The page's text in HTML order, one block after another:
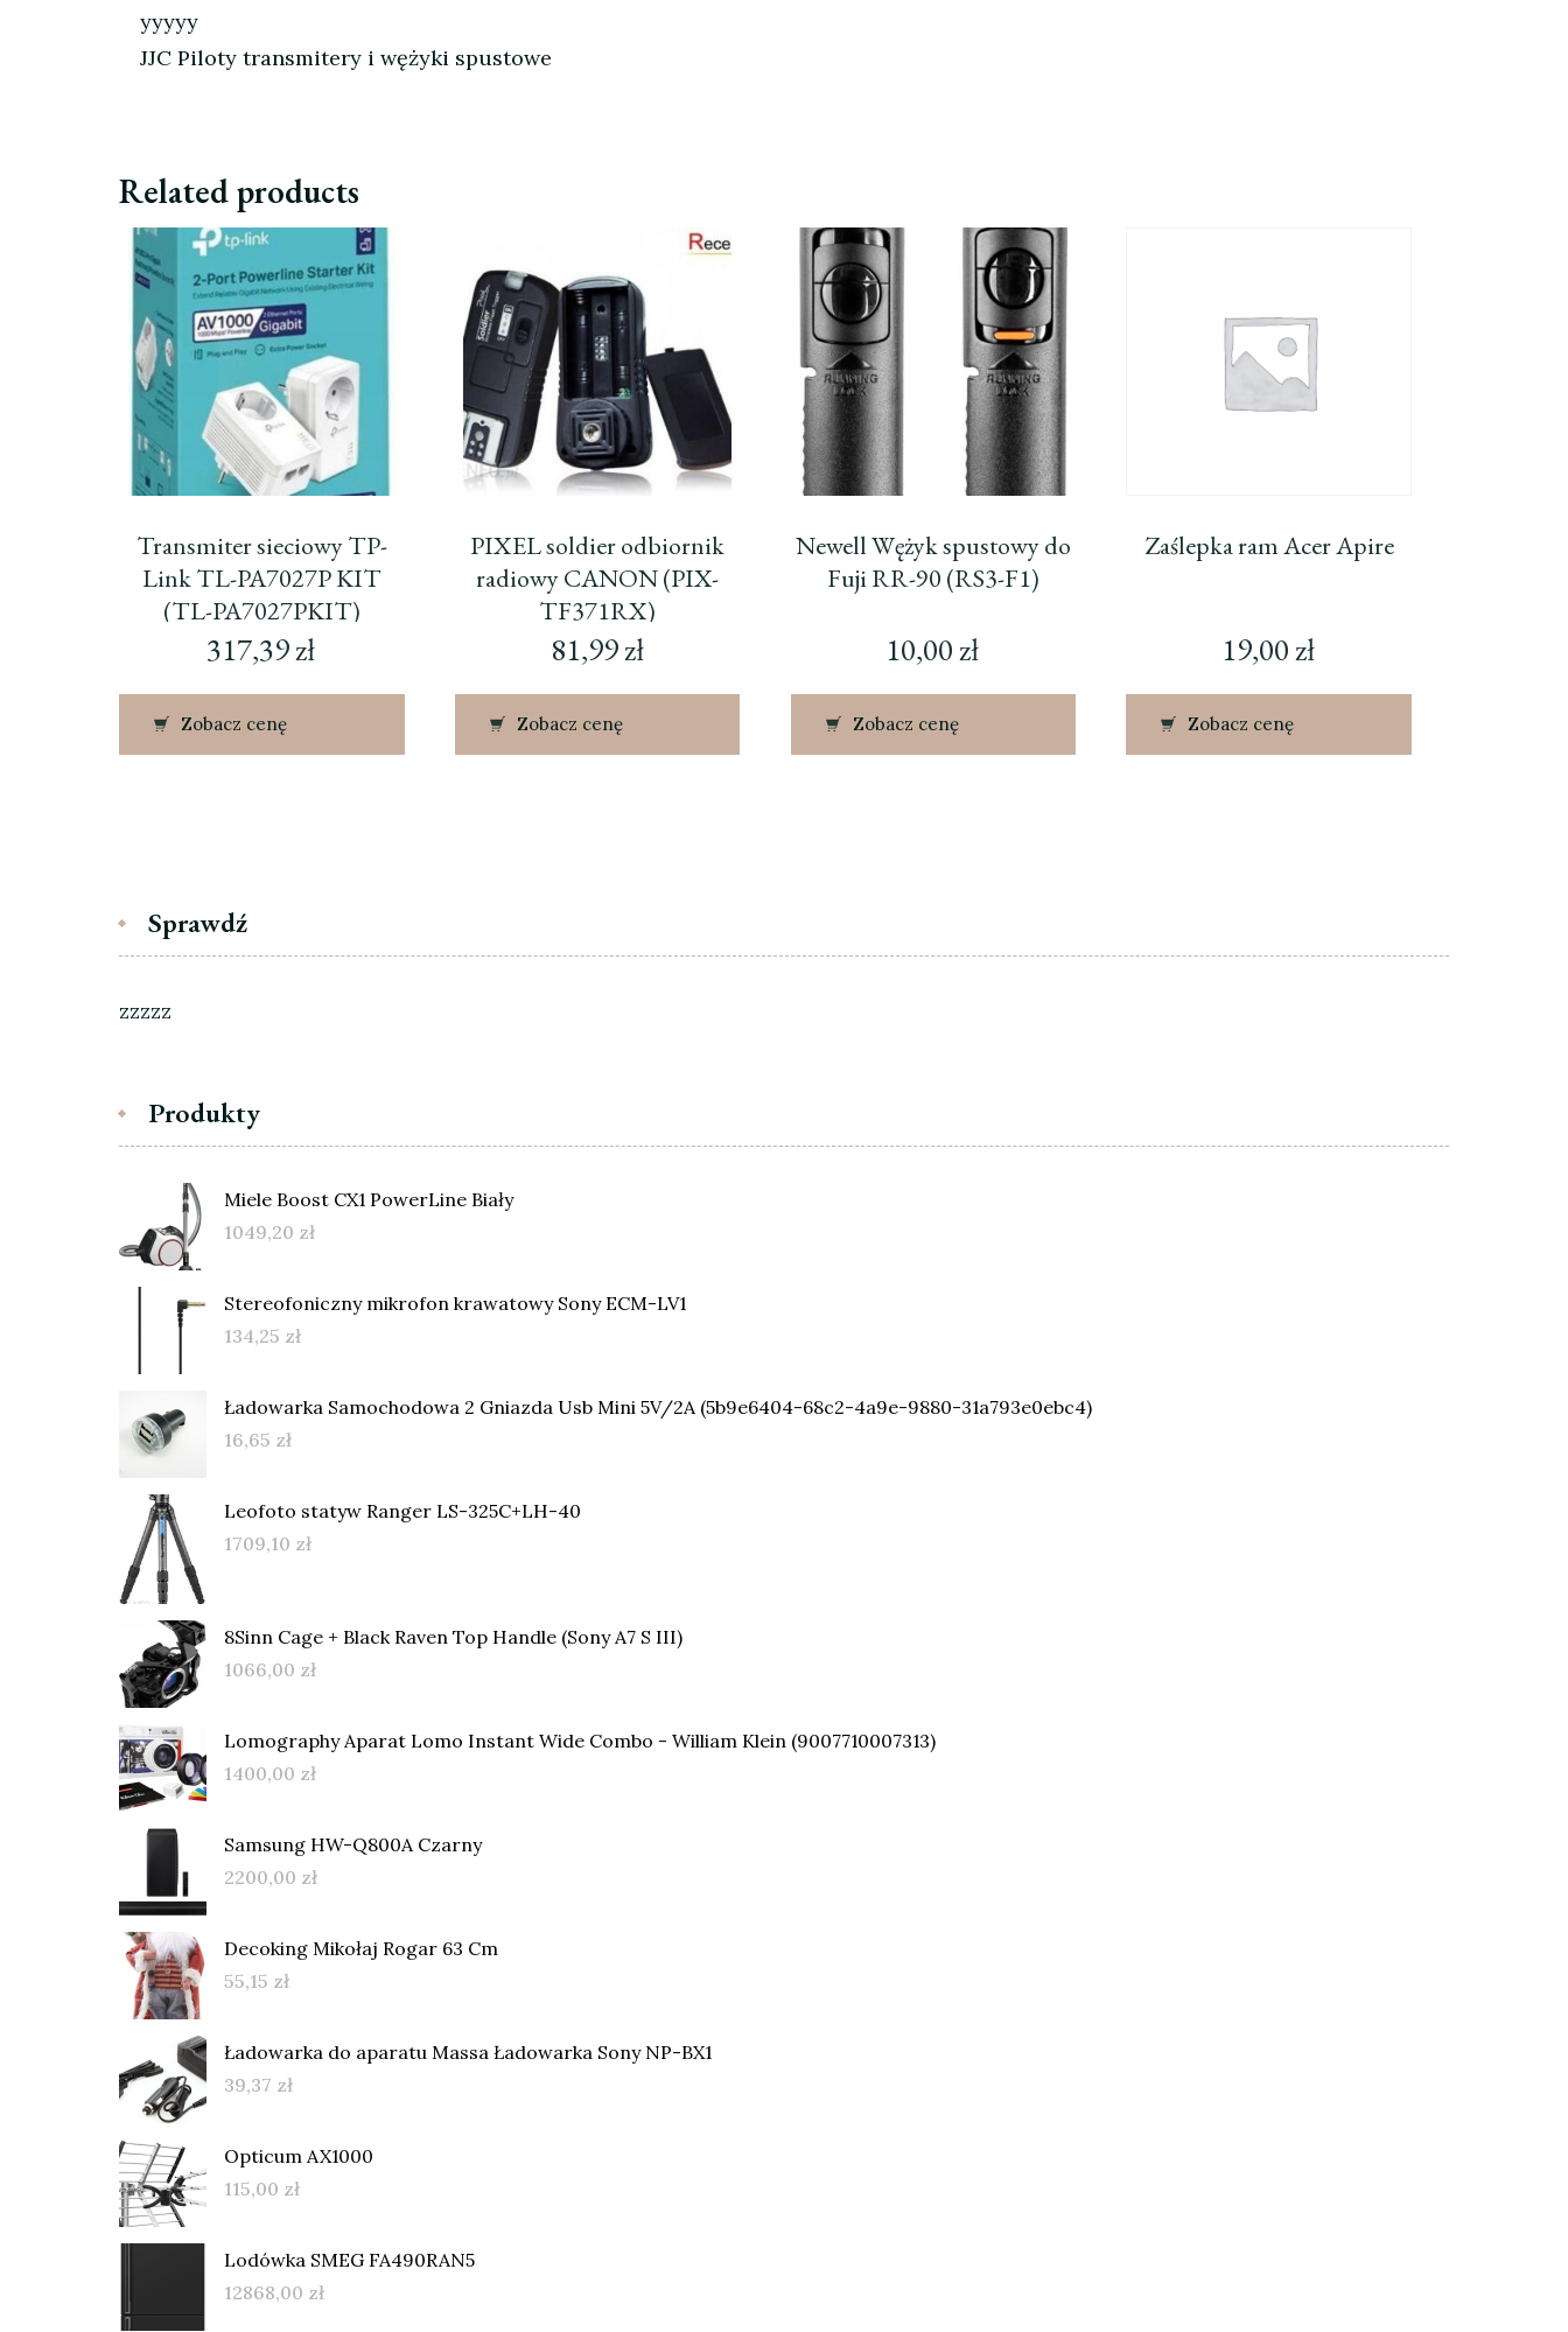
yyyyy
JJC Piloty transmitery i wężyki spustowe
Related products
Transmiter sieciowy TP-
Link TL-PA7027P KIT
(TL-PA7027PKIT)
317,39zł
Zobacz cenę
PIXEL soldier odbiornik
radiowy CANON (PIX-
TF371RX)
81,99zł
Zobacz cenę
Newell Wężyk spustowy do
Fuji RR-90 (RS3-F1)
10,00zł
Zobacz cenę
Zaślepka ram Acer Apire
19,00zł
Zobacz cenę
Sprawdź
zzzzz
Produkty
Miele Boost CX1 PowerLine Biały
1049,20 zł
Stereofoniczny mikrofon krawatowy Sony ECM-LV1
134,25 zł
Ładowarka Samochodowa 2 Gniazda Usb Mini 5V/2A (5b9e6404-68c2-4a9e-9880-31a793e0ebc4)
16,65 zł
Leofoto statyw Ranger LS-325C+LH-40
1709,10 zł
8Sinn Cage + Black Raven Top Handle (Sony A7 S III)
1066,00 zł
Lomography Aparat Lomo Instant Wide Combo - William Klein (9007710007313)
1400,00 zł
Samsung HW-Q800A Czarny
2200,00 zł
Decoking Mikołaj Rogar 63 Cm
55,15 zł
Ładowarka do aparatu Massa Ładowarka Sony NP-BX1
39,37 zł
Opticum AX1000
115,00 zł
Lodówka SMEG FA490RAN5
12868,00 zł